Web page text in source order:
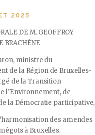
2025
DE M. GEOFFROY
BRACHÈNE
ministre du
de la Région de Bruxelles-
de la Transition
l’Environnement, de
la Démocratie participative,
des amendes
à Bruxelles.